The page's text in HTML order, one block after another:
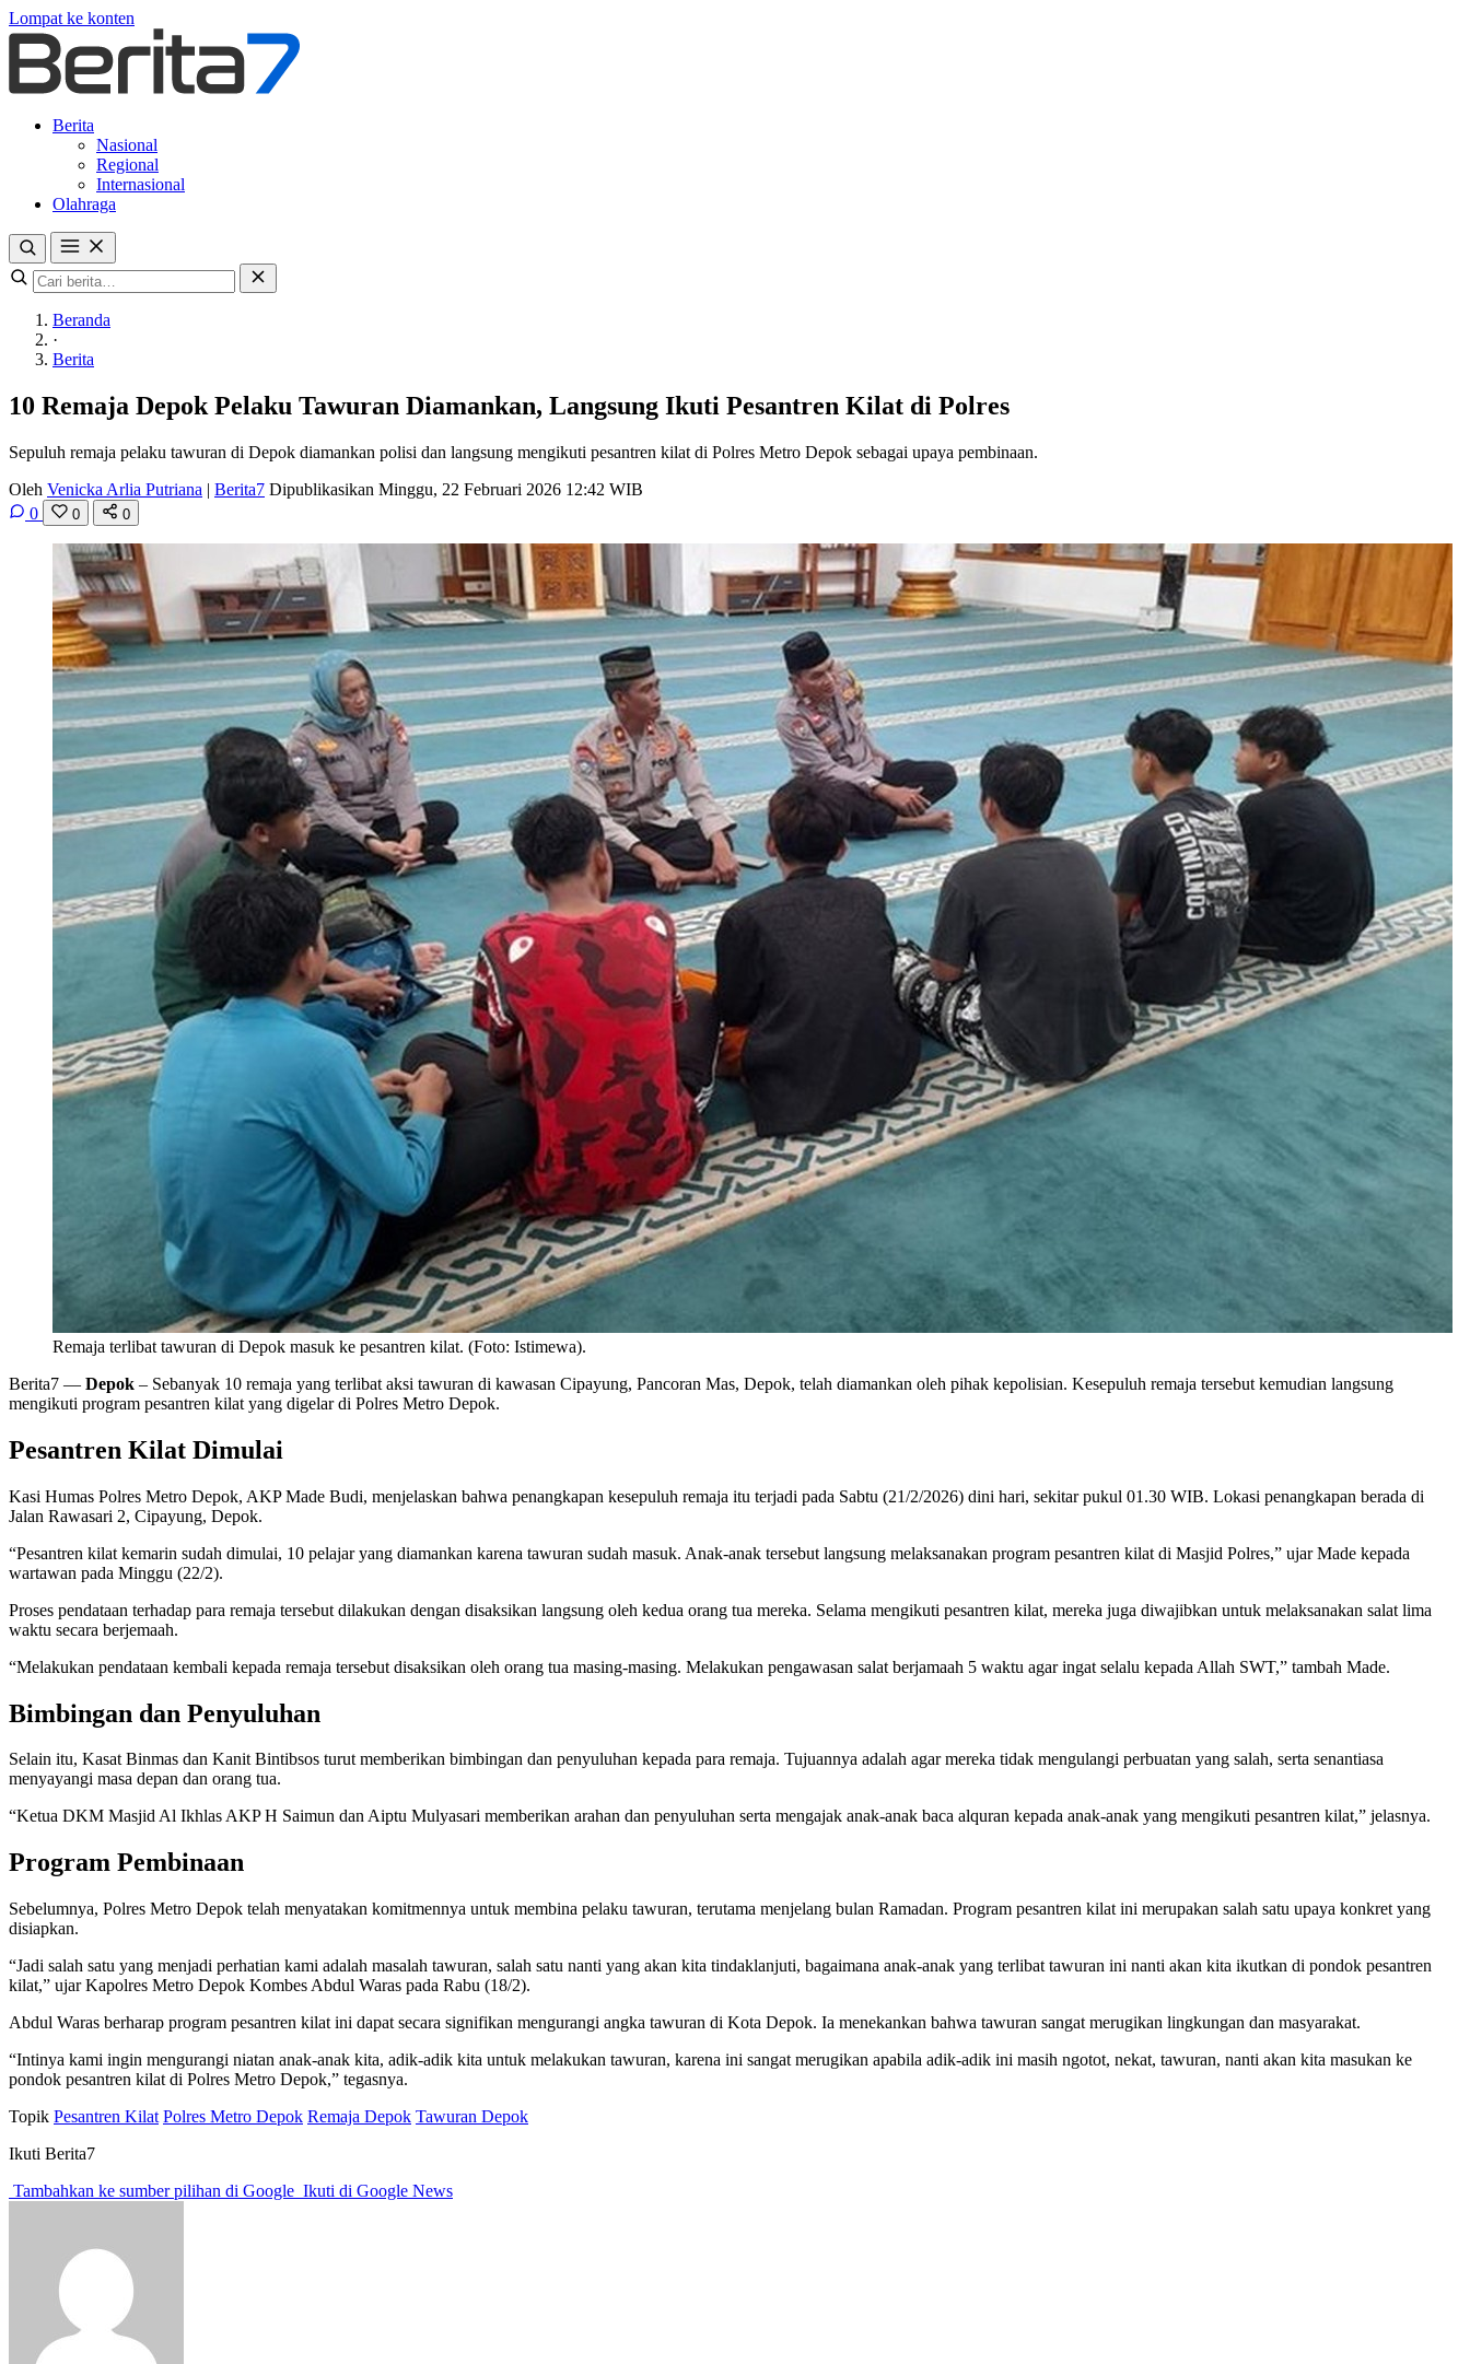
Lompat ke konten
Berita
Nasional
Regional
Internasional
Olahraga
Beranda
·
Berita
10 Remaja Depok Pelaku Tawuran Diamankan, Langsung Ikuti Pesantren Kilat di Polres
Sepuluh remaja pelaku tawuran di Depok diamankan polisi dan langsung mengikuti pesantren kilat di Polres Metro Depok sebagai upaya pembinaan.
Oleh Venicka Arlia Putriana | Berita7 Dipublikasikan Minggu, 22 Februari 2026 12:42 WIB
0
0 0
Remaja terlibat tawuran di Depok masuk ke pesantren kilat. (Foto: Istimewa).
Berita7 — Depok – Sebanyak 10 remaja yang terlibat aksi tawuran di kawasan Cipayung, Pancoran Mas, Depok, telah diamankan oleh pihak kepolisian. Kesepuluh remaja tersebut kemudian langsung
mengikuti program pesantren kilat yang digelar di Polres Metro Depok.
Pesantren Kilat Dimulai
Kasi Humas Polres Metro Depok, AKP Made Budi, menjelaskan bahwa penangkapan kesepuluh remaja itu terjadi pada Sabtu (21/2/2026) dini hari, sekitar pukul 01.30 WIB. Lokasi penangkapan berada di
Jalan Rawasari 2, Cipayung, Depok.
“Pesantren kilat kemarin sudah dimulai, 10 pelajar yang diamankan karena tawuran sudah masuk. Anak-anak tersebut langsung melaksanakan program pesantren kilat di Masjid Polres,” ujar Made kepada
wartawan pada Minggu (22/2).
Proses pendataan terhadap para remaja tersebut dilakukan dengan disaksikan langsung oleh kedua orang tua mereka. Selama mengikuti pesantren kilat, mereka juga diwajibkan untuk melaksanakan salat lima
waktu secara berjemaah.
“Melakukan pendataan kembali kepada remaja tersebut disaksikan oleh orang tua masing-masing. Melakukan pengawasan salat berjamaah 5 waktu agar ingat selalu kepada Allah SWT,” tambah Made.
Bimbingan dan Penyuluhan
Selain itu, Kasat Binmas dan Kanit Bintibsos turut memberikan bimbingan dan penyuluhan kepada para remaja. Tujuannya adalah agar mereka tidak mengulangi perbuatan yang salah, serta senantiasa
menyayangi masa depan dan orang tua.
“Ketua DKM Masjid Al Ikhlas AKP H Saimun dan Aiptu Mulyasari memberikan arahan dan penyuluhan serta mengajak anak-anak baca alquran kepada anak-anak yang mengikuti pesantren kilat,” jelasnya.
Program Pembinaan
Sebelumnya, Polres Metro Depok telah menyatakan komitmennya untuk membina pelaku tawuran, terutama menjelang bulan Ramadan. Program pesantren kilat ini merupakan salah satu upaya konkret yang
disiapkan.
“Jadi salah satu yang menjadi perhatian kami adalah masalah tawuran, salah satu nanti yang akan kita tindaklanjuti, bagaimana anak-anak yang terlibat tawuran ini nanti akan kita ikutkan di pondok pesantren
kilat,” ujar Kapolres Metro Depok Kombes Abdul Waras pada Rabu (18/2).
Abdul Waras berharap program pesantren kilat ini dapat secara signifikan mengurangi angka tawuran di Kota Depok. Ia menekankan bahwa tawuran sangat merugikan lingkungan dan masyarakat.
“Intinya kami ingin mengurangi niatan anak-anak kita, adik-adik kita untuk melakukan tawuran, karena ini sangat merugikan apabila adik-adik ini masih ngotot, nekat, tawuran, nanti akan kita masukan ke
pondok pesantren kilat di Polres Metro Depok,” tegasnya.
Topik Pesantren Kilat Polres Metro Depok Remaja Depok Tawuran Depok
Ikuti Berita7
Tambahkan ke sumber pilihan di Google Ikuti di Google News